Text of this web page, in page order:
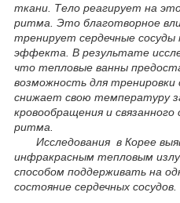
ткани. Тело реагирует на
ритма. Это благотворное
тренирует сердечные сосуды
эффекта. В результате
что тепловые ванны
возможность для тренировки
снижает свою температуру
кровообращения и
ритма.
Исследования в Корее
инфракрасным тепловым
способом поддерживать на
состояние сердечных сосудов.